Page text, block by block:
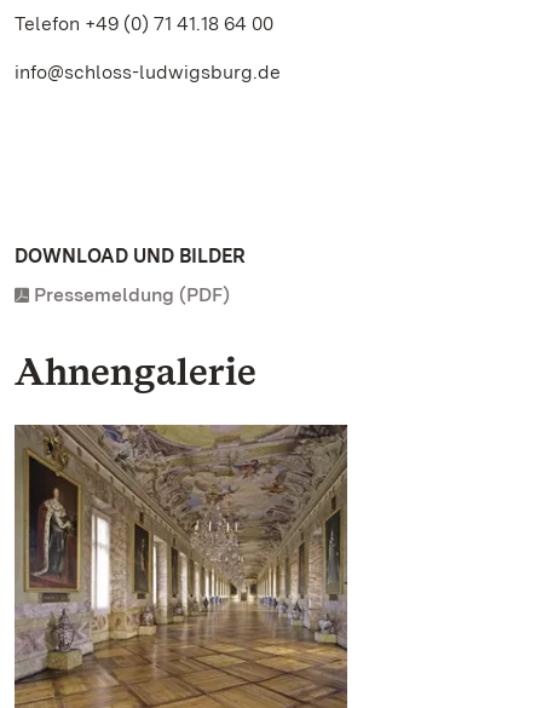
Telefon +49 (0) 71 41.18 64 00
info@schloss-ludwigsburg.de
DOWNLOAD UND BILDER
Pressemeldung (PDF)
Ahnengalerie